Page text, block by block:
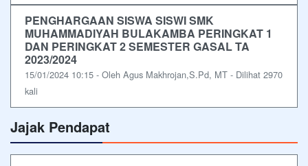
PENGHARGAAN SISWA SISWI SMK
MUHAMMADIYAH BULAKAMBA PERINGKAT 1
DAN PERINGKAT 2 SEMESTER GASAL TA
2023/2024
15/01/2024 10:15 - Oleh Agus Makhrojan,S.Pd, MT - Dilihat 2970
kali
Jajak Pendapat